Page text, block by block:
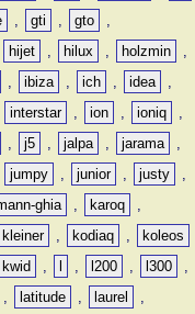
, gti , gto
,
hijet , hilux , holzmin
,
, ibiza , ich , idea
,
interstar , ion , ioniq
,
, j5 , jalpa , jarama
,
jumpy , junior , justy
,
ghia , karoq
,
kleiner , kodiaq ,
koleos
kwid , , l200 , l300
,
, latitude , laurel
,